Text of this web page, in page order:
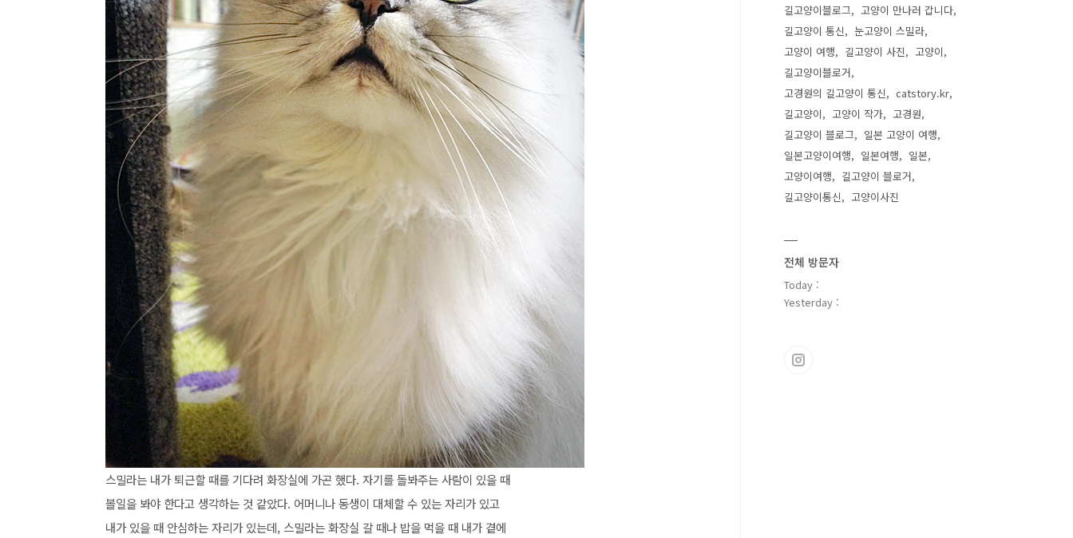
스밀라는 내가 퇴근할 때를 기다려 화장실에 가곤 했다. 자기를 돌봐주는 사람이 있을 때
볼일을 봐야 한다고 생각하는 것 같았다. 어머니나 동생이 대체할 수 있는 자리가 있고
내가 있을 때 안심하는 자리가 있는데, 스밀라는 화장실 갈 때나 밥을 먹을 때 내가 곁에
길고양이블로그
고양이 만나러 갑니다
길고양이 통신
눈고양이 스밀라
고양이 여행
길고양이 사진
고양이
길고양이블로거
고경원의 길고양이 통신
catstory.kr
길고양이
고양이 작가
고경원
길고양이 블로그
일본 고양이 여행
일본고양이여행
일본여행
일본
고양이여행
길고양이 블로거
길고양이통신
고양이사진
전체 방문자
Today :
Yesterday :